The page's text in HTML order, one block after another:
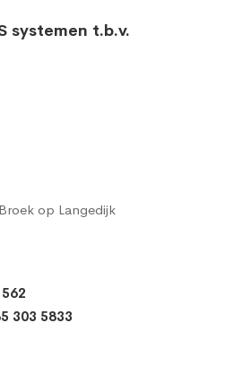
systemen t.b.v.
op Langedijk
303 5833